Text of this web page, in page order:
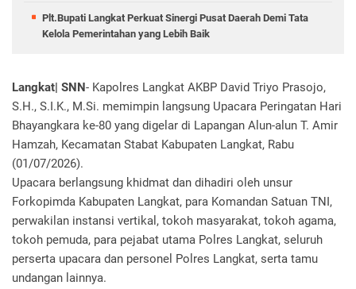
Plt.Bupati Langkat Perkuat Sinergi Pusat Daerah Demi Tata
Kelola Pemerintahan yang Lebih Baik
Langkat| SNN- Kapolres Langkat AKBP David Triyo Prasojo,
S.H., S.I.K., M.Si. memimpin langsung Upacara Peringatan Hari
Bhayangkara ke-80 yang digelar di Lapangan Alun-alun T. Amir
Hamzah, Kecamatan Stabat Kabupaten Langkat, Rabu
(01/07/2026).
‎Upacara berlangsung khidmat dan dihadiri oleh unsur
Forkopimda Kabupaten Langkat, para Komandan Satuan TNI,
perwakilan instansi vertikal, tokoh masyarakat, tokoh agama,
tokoh pemuda, para pejabat utama Polres Langkat, seluruh
perserta upacara dan personel Polres Langkat, serta tamu
undangan lainnya.